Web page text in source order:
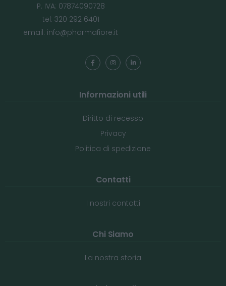
P. IVA: 07874090728
tel: 320 292 6401
email: info@pharmafiore.it
Informazioni utili
Diritto di recesso
Privacy
Politica di spedizione
Contatti
I nostri contatti
Chi Siamo
La nostra storia